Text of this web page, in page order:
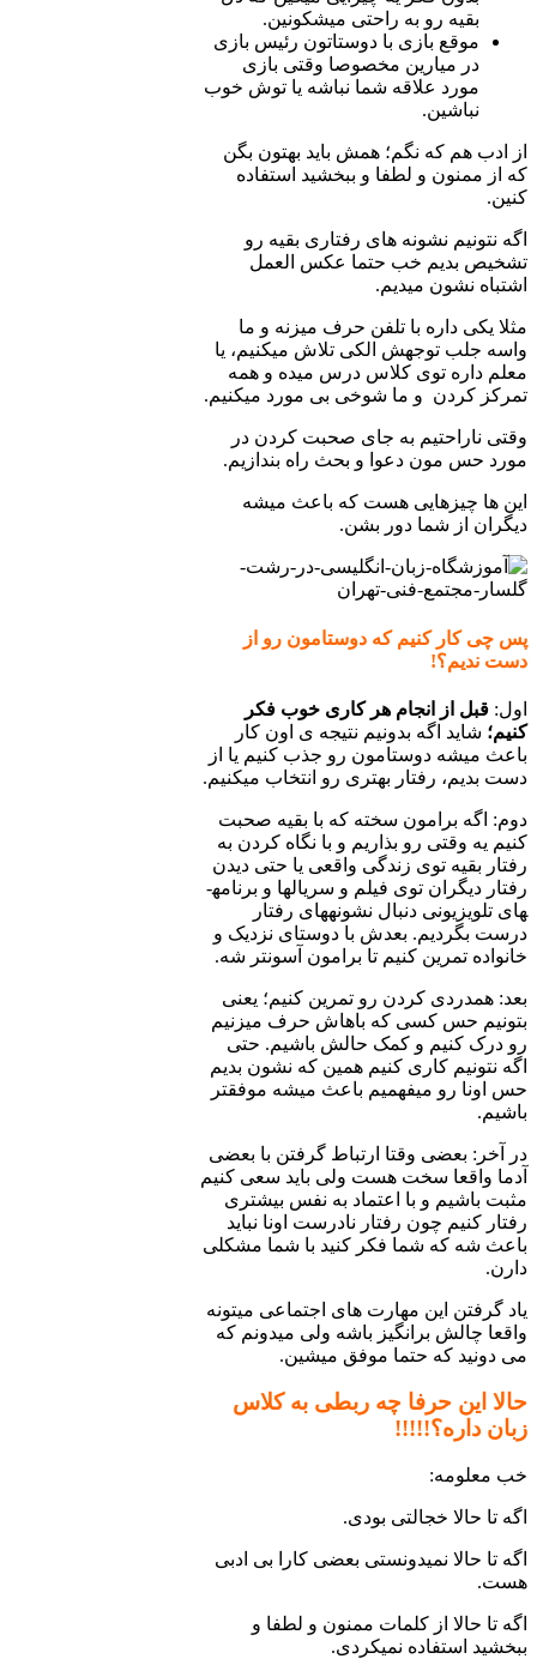
بقیه رو به راحتی می­شکونین.
موقع بازی با دوستاتون رئیس بازی
در میارین مخصوصا وقتی بازی
مورد علاقه شما نباشه یا توش خوب
نباشین.
از ادب هم که نگم؛ همش باید بهتون بگن
که از ممنون و لطفا و ببخشید استفاده
کنین.
اگه نتونیم نشونه­ های رفتاری بقیه رو
تشخیص بدیم خب حتما عکس العمل
اشتباه نشون می­دیم.
مثلا یکی داره با تلفن حرف می­زنه و ما
واسه جلب توجهش الکی تلاش می­کنیم، یا
معلم داره توی کلاس درس می­ده و همه
تمرکز کردن و ما شوخی بی­ مورد می­کنیم.
وقتی ناراحتیم به جای صحبت کردن در
مورد حس مون دعوا و بحث راه بندازیم.
این ها چیزهایی هست که باعث می­شه
دیگران از شما دور بشن.
پس چی کار کنیم که دوستامون رو از
دست ندیم؟!
اول: قبل از انجام هر کاری خوب فکر
کنیم؛ شاید اگه بدونیم نتیجه ی اون کار
باعث می­شه دوستامون رو جذب کنیم یا از
دست بدیم، رفتار بهتری رو انتخاب می­کنیم.
دوم: اگه برامون سخته که با بقیه صحبت
کنیم یه وقتی رو بذاریم و با نگاه کردن به
رفتار بقیه توی زندگی واقعی یا حتی دیدن
رفتار دیگران توی فیلم و سریال­ها و برنامه­
های تلویزیونی دنبال نشونه­های رفتار
درست بگردیم. بعدش با دوستای نزدیک و
خانواده تمرین کنیم تا برامون آسونتر شه.
بعد: همدردی کردن رو تمرین کنیم؛ یعنی
بتونیم حس کسی که باهاش حرف می­زنیم
رو درک کنیم و کمک حالش باشیم. حتی
اگه نتونیم کاری کنیم همین که نشون بدیم
حس اونا رو می­فهمیم باعث می­شه موفق­تر
باشیم.
در آخر: بعضی وقتا ارتباط گرفتن با بعضی
آدما واقعا سخت هست ولی باید سعی کنیم
مثبت باشیم و با اعتماد به نفس بیشتری
رفتار کنیم چون رفتار نادرست اونا نباید
باعث شه که شما فکر کنید با شما مشکلی
دارن.
یاد گرفتن این مهارت های اجتماعی می­تونه
واقعا چالش برانگیز باشه ولی می­دونم که
می دونید که حتما موفق می­شین.
حالا این حرفا چه ربطی به کلاس
زبان داره؟!!!!!
خب معلومه:
اگه تا حالا خجالتی بودی.
اگه تا حالا نمی­دونستی بعضی کارا بی ­ادبی
هست.
اگه تا حالا از کلمات ممنون و لطفا و
ببخشید استفاده نمی­کردی.